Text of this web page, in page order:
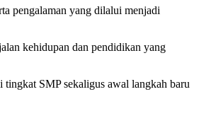
pengalaman yang dilalui menjadi
kehidupan dan pendidikan yang
tingkat SMP sekaligus awal langkah baru